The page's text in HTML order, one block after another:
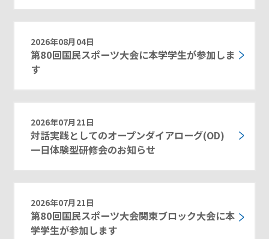
2026年08月04日
第80回国民スポーツ大会に本学学生が参加しま
す
2026年07月21日
対話実践としてのオープンダイアローグ(OD)
一日体験型研修会のお知らせ
2026年07月21日
第80回国民スポーツ大会関東ブロック大会に本
学学生が参加します